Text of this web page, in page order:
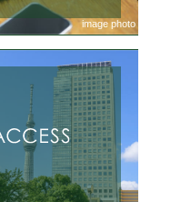
image photo